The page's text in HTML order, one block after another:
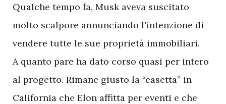
Qualche tempo fa, Musk aveva suscitato
molto scalpore annunciando l'intenzione di
vendere tutte le sue proprietà immobiliari.
A quanto pare ha dato corso quasi per intero
al progetto. Rimane giusto la “casetta” in
California che Elon affitta per eventi e che